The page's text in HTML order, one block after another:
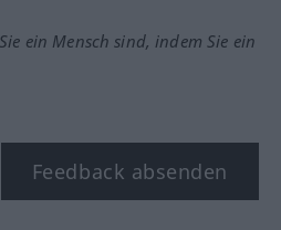
ein Mensch sind, indem Sie ein
Feedback absenden